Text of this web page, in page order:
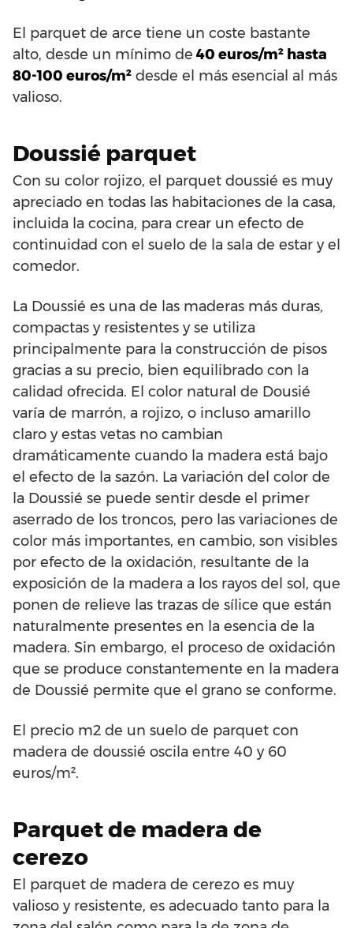
El parquet de arce tiene un coste bastante
alto, desde un mínimo de 40 euros/m² hasta
80-100 euros/m² desde el más esencial al más
valioso.
Doussié parquet
Con su color rojizo, el parquet doussié es muy
apreciado en todas las habitaciones de la casa,
incluida la cocina, para crear un efecto de
continuidad con el suelo de la sala de estar y el
comedor.
La Doussié es una de las maderas más duras,
compactas y resistentes y se utiliza
principalmente para la construcción de pisos
gracias a su precio, bien equilibrado con la
calidad ofrecida. El color natural de Dousié
varía de marrón, a rojizo, o incluso amarillo
claro y estas vetas no cambian
dramáticamente cuando la madera está bajo
el efecto de la sazón. La variación del color de
la Doussié se puede sentir desde el primer
aserrado de los troncos, pero las variaciones de
color más importantes, en cambio, son visibles
por efecto de la oxidación, resultante de la
exposición de la madera a los rayos del sol, que
ponen de relieve las trazas de sílice que están
naturalmente presentes en la esencia de la
madera. Sin embargo, el proceso de oxidación
que se produce constantemente en la madera
de Doussié permite que el grano se conforme.
El precio m2 de un suelo de parquet con
madera de doussié oscila entre 40 y 60
euros/m².
Parquet de madera de
cerezo
El parquet de madera de cerezo es muy
valioso y resistente, es adecuado tanto para la